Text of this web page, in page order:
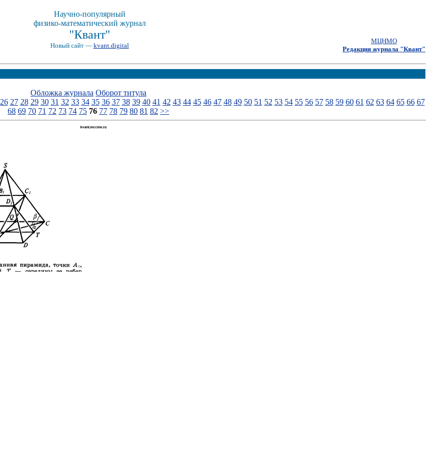
Научно-популярный
физико-математический журнал
"Квант"
Новый сайт — kvant.digital
МЦНМО
Редакция журнала "Квант"
Обложка журнала Оборот титула
26 27 28 29 30 31 32 33 34 35 36 37 38 39 40 41 42 43 44 45 46 47 48 49 50 51 52 53 54 55 56 57 58 59 60 61 62 63 64 65 66 67
68 69 70 71 72 73 74 75 76 77 78 79 80 81 82 >>